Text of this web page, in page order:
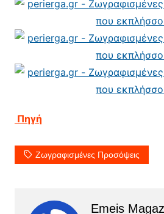
Πηγή
Ζωγραφισμένες Προσόψεις
Emeis